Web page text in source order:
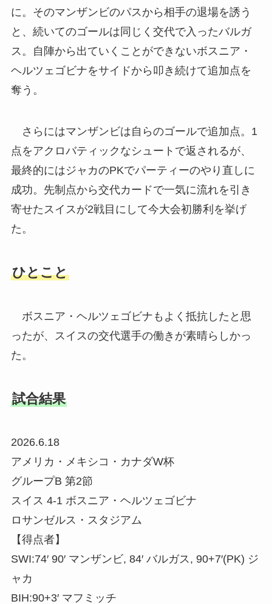
に。そのマンザンビのパスから相手の退場を誘う
と、続いてのゴールは同じく交代で入ったバルガ
ス。自陣から出ていくことができないボスニア・
ヘルツェゴビナをサイドから叩き続けて追加点を
奪う。
さらにはマンザンビは自らのゴールで追加点。1
点をアクロバティックなシュートで返されるが、
最終的にはジャカのPKでパーティーのやり直しに
成功。先制点から交代カードで一気に流れを引き
寄せたスイスが2戦目にして今大会初勝利を挙げ
た。
ひとこと
ボスニア・ヘルツェゴビナもよく抵抗したと思
ったが、スイスの交代選手の働きが素晴らしかっ
た。
試合結果
2026.6.18
アメリカ・メキシコ・カナダW杯
グループB 第2節
スイス 4-1 ボスニア・ヘルツェゴビナ
ロサンゼルス・スタジアム
【得点者】
SWI:74′ 90′ マンザンビ, 84′ バルガス, 90+7′(PK) ジ
ャカ
BIH:90+3′ マフミッチ